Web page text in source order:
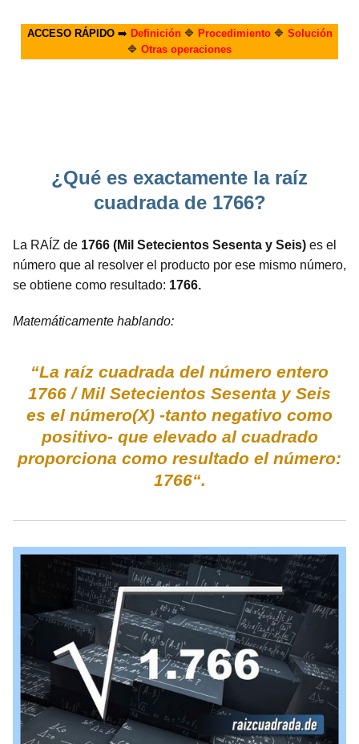
ACCESO RÁPIDO➡️ Definición🔷 Procedimiento🔷 Solución
🔷 Otras operaciones
¿Qué es exactamente la raíz
cuadrada de 1766?
La RAÍZ de 1766 (Mil Setecientos Sesenta y Seis) es el
número que al resolver el producto por ese mismo número,
se obtiene como resultado: 1766.
Matemáticamente hablando:
“La raíz cuadrada del número entero
1766 / Mil Setecientos Sesenta y Seis
es el número(X) -tanto negativo como
positivo- que elevado al cuadrado
proporciona como resultado el número:
1766“.